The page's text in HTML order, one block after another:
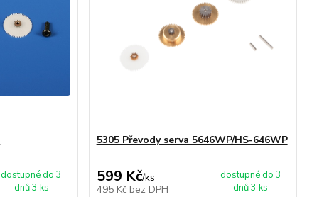
dostupné do 3
dnů 3 ks
5305 Převody serva 5646WP/HS-646WP
599 Kč/ks
495 Kč bez DPH
dostupné do 3
dnů 3 ks